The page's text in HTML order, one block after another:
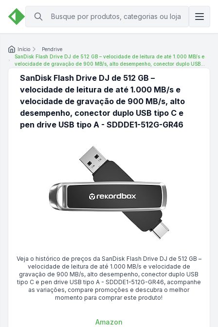
Início
Pendrive
SanDisk Flash Drive DJ de 512 GB – velocidade de leitura de até 1.000 MB/s e
velocidade de gravação de 900 MB/s, alto desempenho, conector duplo USB
SanDisk Flash Drive DJ de 512 GB –
velocidade de leitura de até 1.000 MB/s e
velocidade de gravação de 900 MB/s, alto
desempenho, conector duplo USB tipo C e
pen drive USB tipo A - SDDDE1-512G-GR46
Veja o histórico de preços da SanDisk Flash Drive DJ de 512 GB –
velocidade de leitura de até 1.000 MB/s e velocidade de
gravação de 900 MB/s, alto desempenho, conector duplo USB
tipo C e pen drive USB tipo A - SDDDE1-512G-GR46, acompanhe
as variações, compare promoções e descubra o melhor
momento para comprar este produto!
Amazon